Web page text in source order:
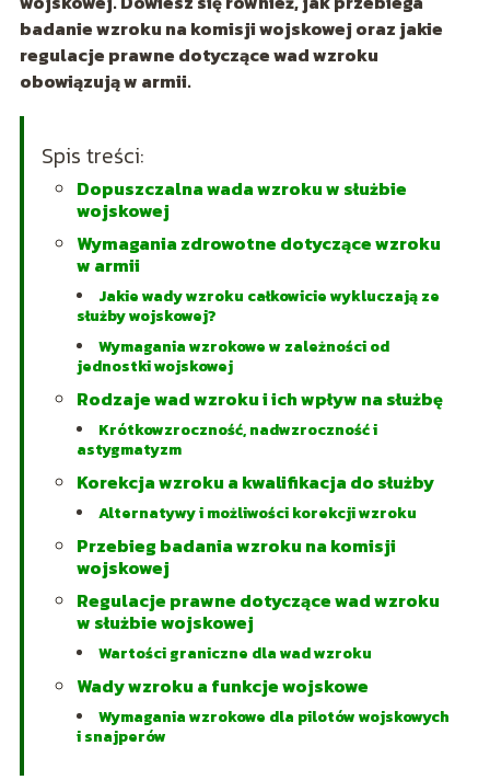
badanie wzroku na komisji wojskowej oraz jakie
regulacje prawne dotyczące wad wzroku
obowiązują w armii.
Spis treści:
Dopuszczalna wada wzroku w służbie
wojskowej
Wymagania zdrowotne dotyczące wzroku
w armii
Jakie wady wzroku całkowicie wykluczają ze
służby wojskowej?
Wymagania wzrokowe w zależności od
jednostki wojskowej
Rodzaje wad wzroku i ich wpływ na służbę
Krótkowzroczność, nadwzroczność i
astygmatyzm
Korekcja wzroku a kwalifikacja do służby
Alternatywy i możliwości korekcji wzroku
Przebieg badania wzroku na komisji
wojskowej
Regulacje prawne dotyczące wad wzroku
w służbie wojskowej
Wartości graniczne dla wad wzroku
Wady wzroku a funkcje wojskowe
Wymagania wzrokowe dla pilotów wojskowych
i snajperów